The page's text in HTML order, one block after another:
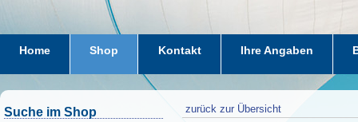
Home Shop Kontakt Ihre Angaben
Suche im Shop zurück zur Übersicht